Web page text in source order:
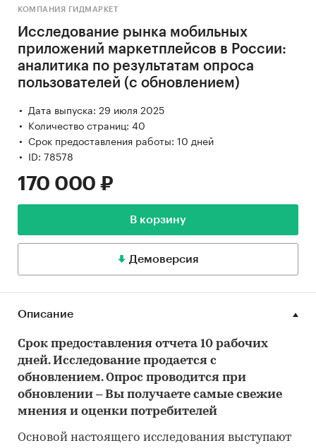
КОМПАНИЯ ГИДМАРКЕТ
Исследование рынка мобильных
приложений маркетплейсов в России:
аналитика по результатам опроса
пользователей (с обновлением)
Дата выпуска: 29 июля 2025
Количество страниц: 40
Срок предоставления работы: 10 дней
ID: 78578
170 000 ₽
В корзину
Демоверсия
Описание
Срок предоставления отчета 10 рабочих
дней. Исследование продается с
обновлением. Опрос проводится при
обновлении – Вы получаете самые свежие
мнения и оценки потребителей
Основой настоящего исследования выступают